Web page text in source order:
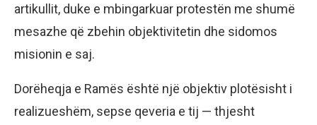
artikullit, duke e mbingarkuar protestën me shumë
mesazhe që zbehin objektivitetin dhe sidomos
misionin e saj.
Dorëheqja e Ramës është një objektiv plotësisht i
realizueshëm, sepse qeveria e tij — thjesht